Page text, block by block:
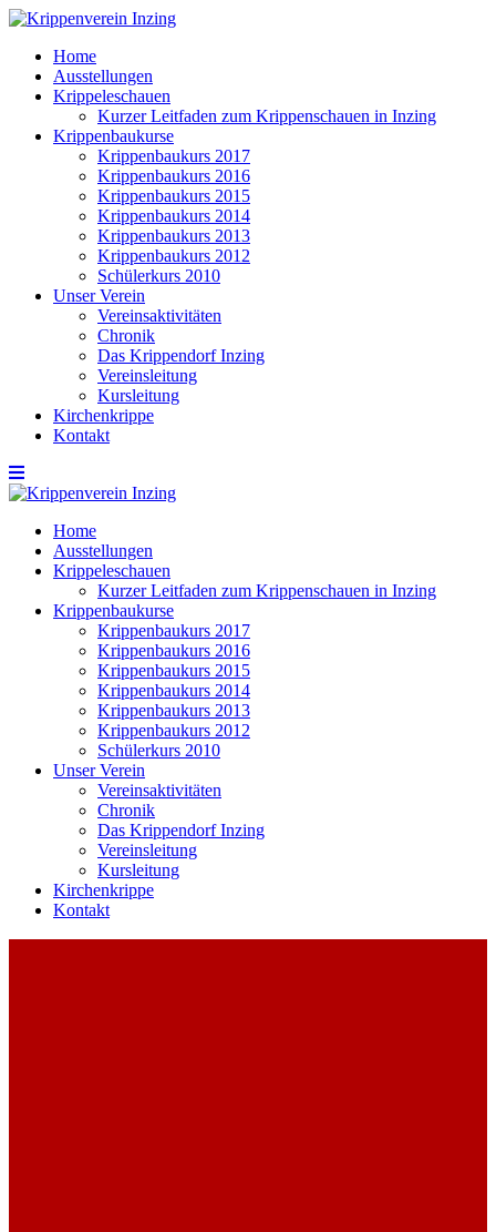
Home
Ausstellungen
Krippeleschauen
Kurzer Leitfaden zum Krippenschauen in Inzing
Krippenbaukurse
Krippenbaukurs 2017
Krippenbaukurs 2016
Krippenbaukurs 2015
Krippenbaukurs 2014
Krippenbaukurs 2013
Krippenbaukurs 2012
Schülerkurs 2010
Unser Verein
Vereinsaktivitäten
Chronik
Das Krippendorf Inzing
Vereinsleitung
Kursleitung
Kirchenkrippe
Kontakt
Home
Ausstellungen
Krippeleschauen
Kurzer Leitfaden zum Krippenschauen in Inzing
Krippenbaukurse
Krippenbaukurs 2017
Krippenbaukurs 2016
Krippenbaukurs 2015
Krippenbaukurs 2014
Krippenbaukurs 2013
Krippenbaukurs 2012
Schülerkurs 2010
Unser Verein
Vereinsaktivitäten
Chronik
Das Krippendorf Inzing
Vereinsleitung
Kursleitung
Kirchenkrippe
Kontakt